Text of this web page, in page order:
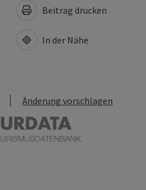
Beitrag drucken
In der Nähe
Änderung vorschlagen